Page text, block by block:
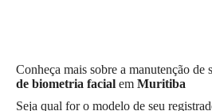
Conheça mais sobre a manutenção de
de biometria facial em Muritiba
Seja qual for o modelo de seu